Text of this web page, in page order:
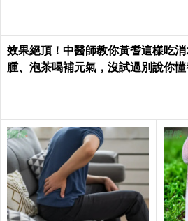
效果絕頂！中醫師教你黃耆這樣吃消
腫、泡茶喝補元氣，沒試過別說你懂